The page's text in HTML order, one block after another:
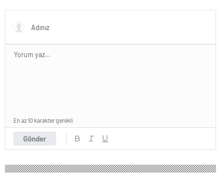
hakkında resen soruşturma
Gönder
En az 10 karakter gerekli